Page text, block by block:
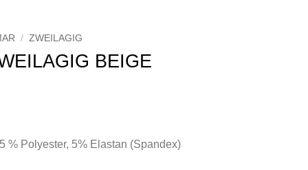
/ ZWEILAGIG
BEIGE
% Polyester, 5% Elastan (Spandex)